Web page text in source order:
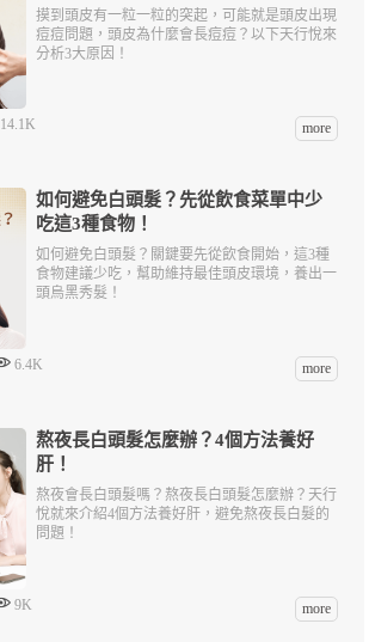
摸到頭皮有一粒一粒的突起，可能就是頭皮出現
痘痘問題，頭皮為什麼會長痘痘？以下天行悅來
分析3大原因！
14.1K more
如何避免白頭髮？先從飲食菜單中少
吃這3種食物！
如何避免白頭髮？關鍵要先從飲食開始，這3種
食物建議少吃，幫助維持最佳頭皮環境，養出一
頭烏黑秀髮！
6.4K more
熬夜長白頭髮怎麼辦？4個方法養好
肝！
熬夜會長白頭髮嗎？熬夜長白頭髮怎麼辦？天行
悅就來介紹4個方法養好肝，避免熬夜長白髮的
問題！
9K more